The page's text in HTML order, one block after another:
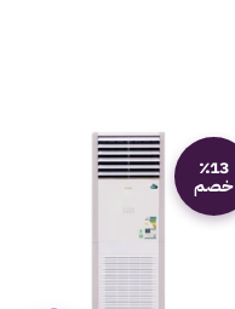
٪13
خصم